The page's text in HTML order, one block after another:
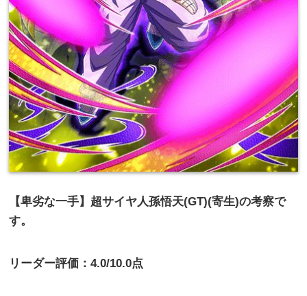
【卑劣な一手】超サイヤ人孫悟天(GT)(寄生)の考察で
す。
リーダー評価：4.0/10.0点